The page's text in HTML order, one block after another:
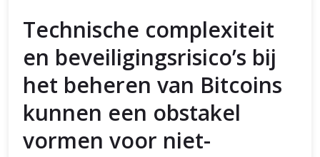
Technische complexiteit
en beveiligingsrisico’s bij
het beheren van Bitcoins
kunnen een obstakel
vormen voor niet-